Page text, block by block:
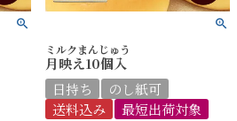
ミルクまんじゅう
月映え10個入
日持ち
のし紙可
送料込み
最短出荷対象